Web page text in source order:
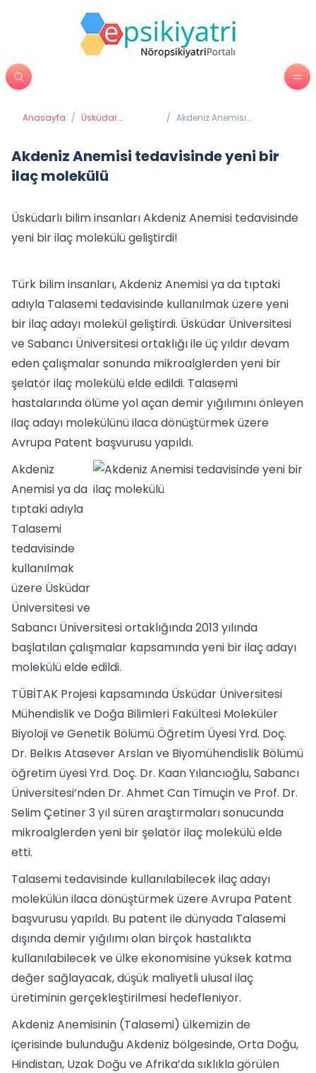
Anasayfa / Üsküdar
/ Akdeniz Anemisi
Akdeniz Anemisi tedavisinde yeni bir
ilaç molekülü
Üsküdarlı bilim insanları Akdeniz Anemisi tedavisinde
yeni bir ilaç molekülü geliştirdi!
Türk bilim insanları, Akdeniz Anemisi ya da tıptaki
adıyla Talasemi tedavisinde kullanılmak üzere yeni
bir ilaç adayı molekül geliştirdi. Üsküdar Üniversitesi
ve Sabancı Üniversitesi ortaklığı ile üç yıldır devam
eden çalışmalar sonunda mikroalglerden yeni bir
şelatör ilaç molekülü elde edildi. Talasemi
hastalarında ölüme yol açan demir yığılımını önleyen
ilaç adayı molekülünü ilaca dönüştürmek üzere
Avrupa Patent başvurusu yapıldı.
Akdeniz
Anemisi ya da
tıptaki adıyla
Talasemi
tedavisinde
kullanılmak
üzere Üsküdar
Üniversitesi ve
Sabancı Üniversitesi ortaklığında 2013 yılında
başlatılan çalışmalar kapsamında yeni bir ilaç adayı
molekülü elde edildi.
TÜBİTAK Projesi kapsamında Üsküdar Üniversitesi
Mühendislik ve Doğa Bilimleri Fakültesi Moleküler
Biyoloji ve Genetik Bölümü Öğretim Üyesi Yrd. Doç.
Dr. Belkıs Atasever Arslan ve Biyomühendislik Bölümü
öğretim üyesi Yrd. Doç. Dr. Kaan Yılancıoğlu, Sabancı
Üniversitesi’nden Dr. Ahmet Can Timuçin ve Prof. Dr.
Selim Çetiner 3 yıl süren araştırmaları sonucunda
mikroalglerden yeni bir şelatör ilaç molekülü elde
etti.
Talasemi tedavisinde kullanılabilecek ilaç adayı
molekülün ilaca dönüştürmek üzere Avrupa Patent
başvurusu yapıldı. Bu patent ile dünyada Talasemi
dışında demir yığılımı olan birçok hastalıkta
kullanılabilecek ve ülke ekonomisine yüksek katma
değer sağlayacak, düşük maliyetli ulusal ilaç
üretiminin gerçekleştirilmesi hedefleniyor.
Akdeniz Anemisinin (Talasemi) ülkemizin de
içerisinde bulunduğu Akdeniz bölgesinde, Orta Doğu,
Hindistan, Uzak Doğu ve Afrika’da sıklıkla görülen